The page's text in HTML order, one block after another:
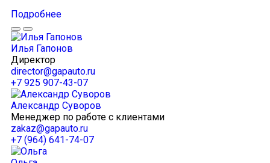
Подробнее
Илья Гапонов
Директор
director@gapauto.ru
+7 925 907-43-07
Александр Суворов
Менеджер по работе с клиентами
zakaz@gapauto.ru
+7 (964) 641-74-07